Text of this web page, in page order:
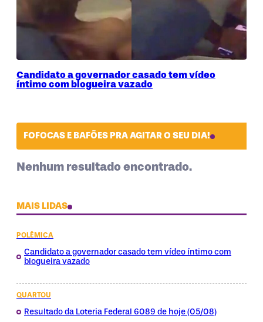
Candidato a governador casado tem vídeo
íntimo com blogueira vazado
FOFOCAS E BAFÕES PRA AGITAR O SEU DIA!
Nenhum resultado encontrado.
MAIS LIDAS
POLÊMICA
Candidato a governador casado tem vídeo íntimo com
blogueira vazado
QUARTOU
Resultado da Loteria Federal 6089 de hoje (05/08)